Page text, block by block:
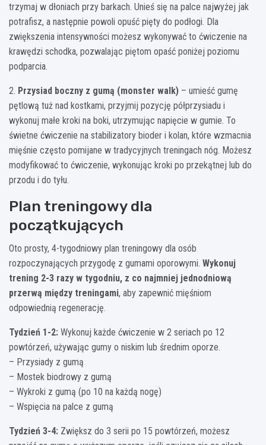
trzymaj w dłoniach przy barkach. Unieś się na palce najwyżej jak
potrafisz, a następnie powoli opuść pięty do podłogi. Dla
zwiększenia intensywności możesz wykonywać to ćwiczenie na
krawędzi schodka, pozwalając piętom opaść poniżej poziomu
podparcia.
2. Przysiad boczny z gumą (monster walk) – umieść gumę
pętlową tuż nad kostkami, przyjmij pozycję półprzysiadu i
wykonuj małe kroki na boki, utrzymując napięcie w gumie. To
świetne ćwiczenie na stabilizatory bioder i kolan, które wzmacnia
mięśnie często pomijane w tradycyjnych treningach nóg. Możesz
modyfikować to ćwiczenie, wykonując kroki po przekątnej lub do
przodu i do tyłu.
Plan treningowy dla
początkujących
Oto prosty, 4-tygodniowy plan treningowy dla osób
rozpoczynających przygodę z gumami oporowymi. Wykonuj
trening 2-3 razy w tygodniu, z co najmniej jednodniową
przerwą między treningami, aby zapewnić mięśniom
odpowiednią regenerację.
Tydzień 1-2: Wykonuj każde ćwiczenie w 2 seriach po 12
powtórzeń, używając gumy o niskim lub średnim oporze.
– Przysiady z gumą
– Mostek biodrowy z gumą
– Wykroki z gumą (po 10 na każdą nogę)
– Wspięcia na palce z gumą
Tydzień 3-4: Zwiększ do 3 serii po 15 powtórzeń, możesz